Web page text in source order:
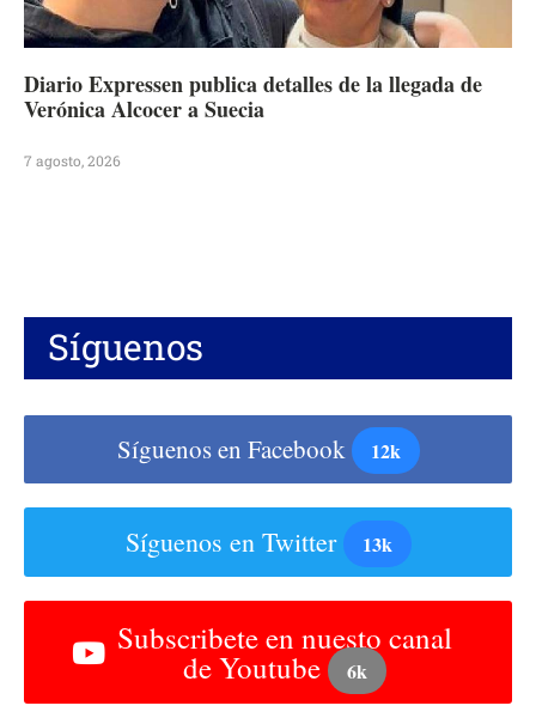
Diario Expressen publica detalles de la llegada de
Verónica Alcocer a Suecia
7 agosto, 2026
Síguenos
Síguenos en Facebook 12k
Síguenos en Twitter 13k
Subscribete en nuesto canal
de Youtube 6k